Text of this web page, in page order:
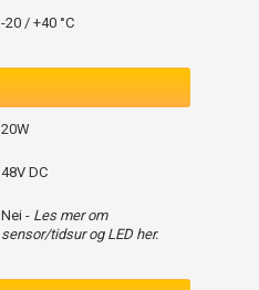
-20 / +40 °C
20W
48V DC
Nei - Les mer om
sensor/tidsur og LED her.